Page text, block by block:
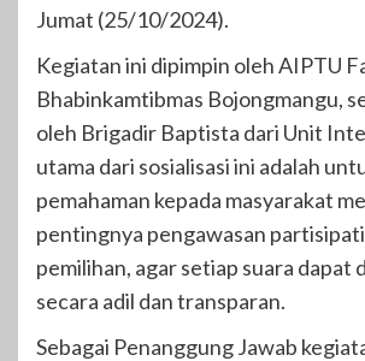
Jumat (25/10/2024).
Kegiatan ini dipimpin oleh AIPTU
Bhabinkamtibmas Bojongmangu,
oleh Brigadir Baptista dari Unit
utama dari sosialisasi ini adalah
pemahaman kepada masyarakat
pentingnya pengawasan
pemilihan, agar setiap suara dapat
secara adil dan transparan.
Sebagai Penanggung Jawab